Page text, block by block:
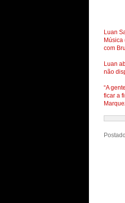
Luan
Música
com
Luan
não
“A
ficar a